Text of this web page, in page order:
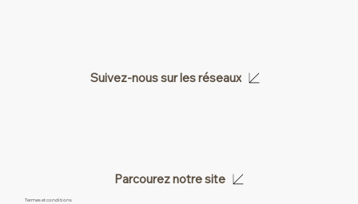
Suivez-nous sur les réseaux
Parcourez notre site
Termes et conditions